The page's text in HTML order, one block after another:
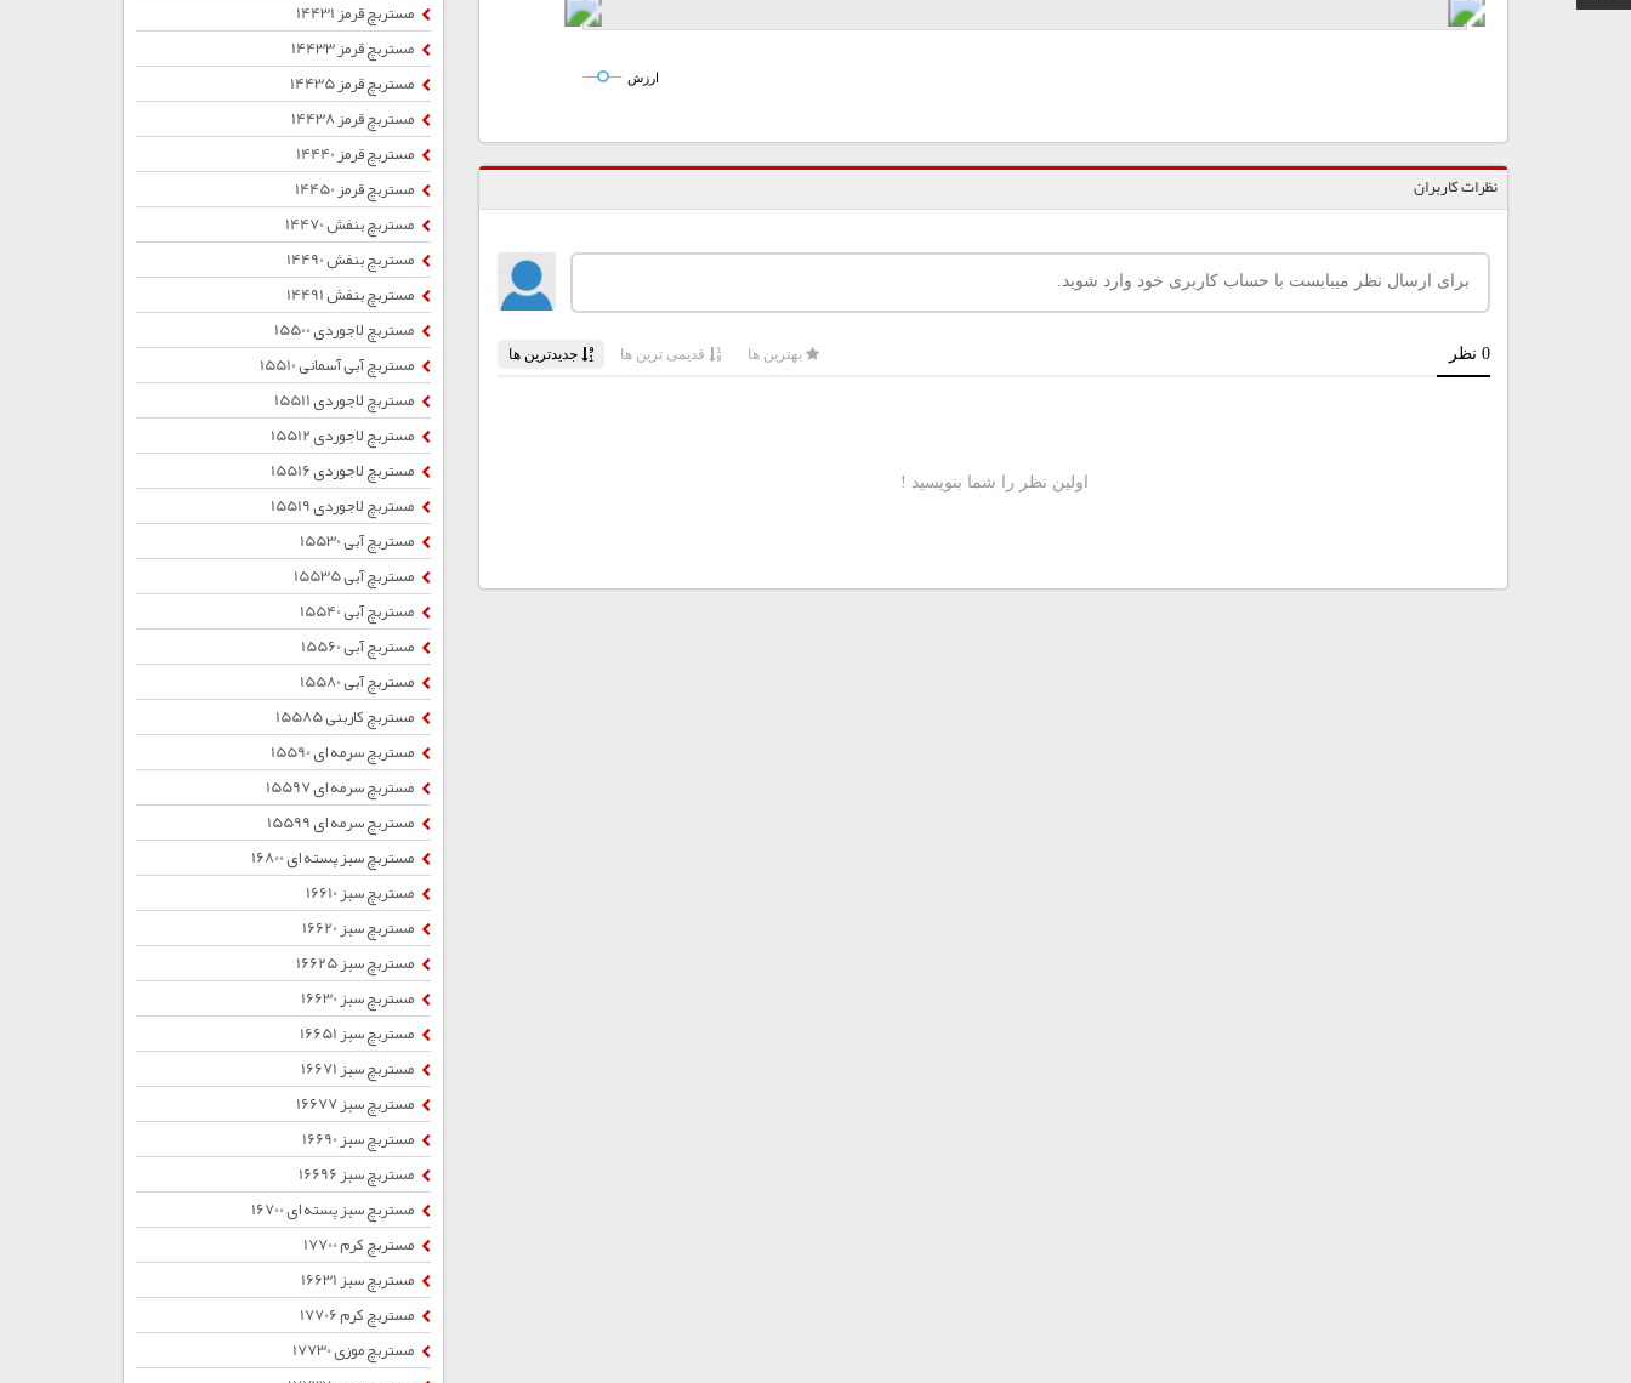
ارزش
نظرات کاربران
مستربچ قرمز 14431
مستربچ قرمز 14433
مستربچ قرمز 14435
مستربچ قرمز 14438
مستربچ قرمز 14440
مستربچ قرمز 14450
مستربچ بنفش 14470
مستربچ بنفش 14490
مستربچ بنفش 14491
مستربچ لاجوردی 15500
مستربچ آبی آسمانی 15510
مستربچ لاجوردی 15511
مستربچ لاجوردی 15512
مستربچ لاجوردی 15516
مستربچ لاجوردی 15519
مستربچ آبی 15530
مستربچ آبی 15535
مستربچ آبی 15540
مستربچ آبی 15560
مستربچ آبی 15580
مستربچ کاربنی 15585
مستربچ سرمه ای 15590
مستربچ سرمه ای 15597
مستربچ سرمه ای 15599
مستربچ سبز پسته ای 16800
مستربچ سبز 16610
مستربچ سبز 16620
مستربچ سبز 16625
مستربچ سبز 16630
مستربچ سبز 16651
مستربچ سبز 16671
مستربچ سبز 16677
مستربچ سبز 16690
مستربچ سبز 16696
مستربچ سبز پسته ای 16700
مستربچ کرم 17700
مستربچ سبز 16631
مستربچ کرم 17706
مستربچ موزی 17730